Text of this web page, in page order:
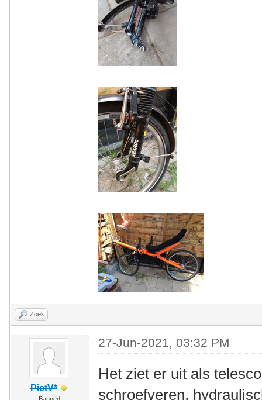
Zoek
PietV*
27-Jun-2021, 03:32 PM
Het ziet er uit als
schroefveren,